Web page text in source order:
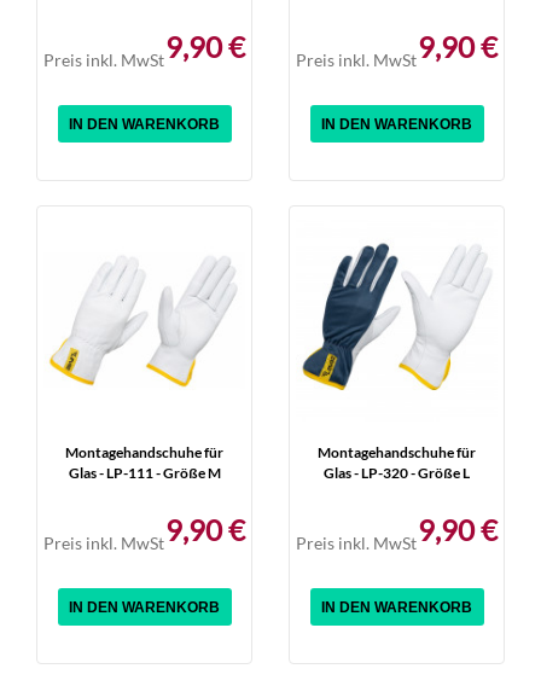
Preis inkl. MwSt9,90 €
IN DEN WARENKORB
Preis inkl. MwSt9,90 €
IN DEN WARENKORB
Montagehandschuhe für
Glas - LP-111 - Größe M
Preis inkl. MwSt9,90 €
IN DEN WARENKORB
Montagehandschuhe für
Glas - LP-320 - Größe L
Preis inkl. MwSt9,90 €
IN DEN WARENKORB